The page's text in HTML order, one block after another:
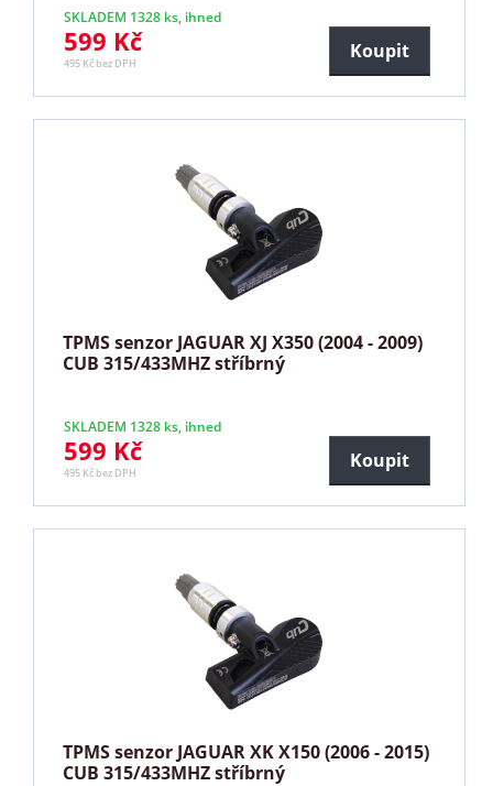
SKLADEM 1328 ks, ihned
599 Kč
495 Kč bez DPH
Koupit
TPMS senzor JAGUAR XJ X350 (2004 - 2009)
CUB 315/433MHZ stříbrný
SKLADEM 1328 ks, ihned
599 Kč
495 Kč bez DPH
Koupit
TPMS senzor JAGUAR XK X150 (2006 - 2015)
CUB 315/433MHZ stříbrný